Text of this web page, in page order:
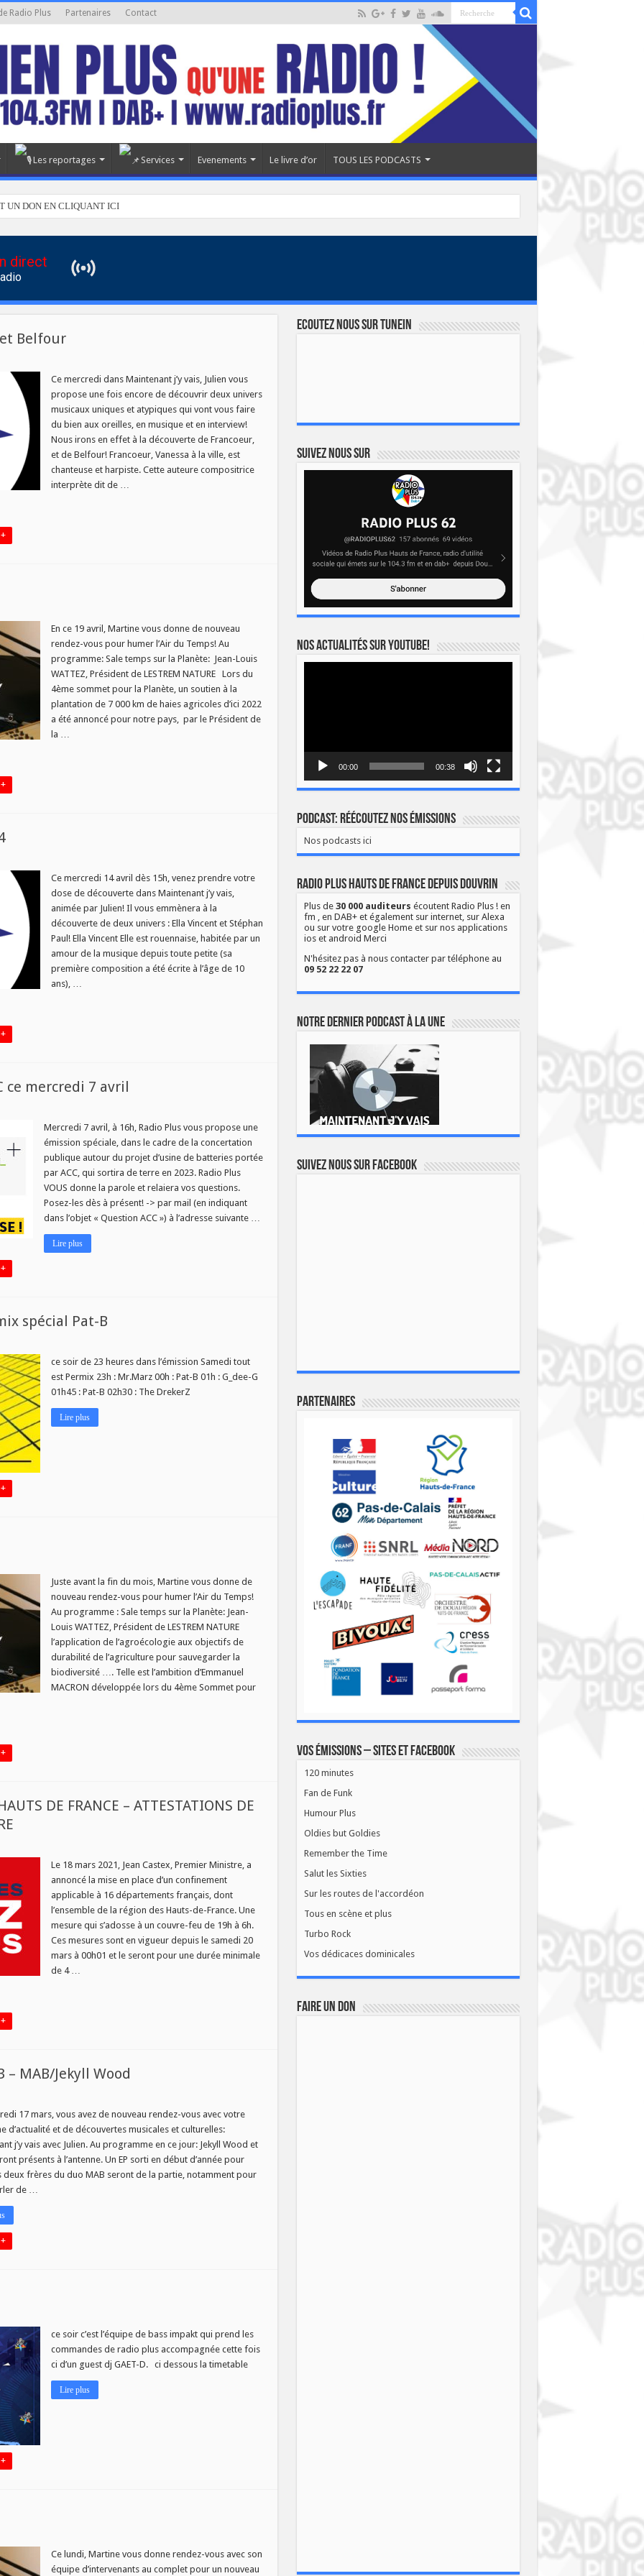
Radio Plus Partenaires Contact
Les reportages Services Evenements Le livre d’or TOUS LES PODCASTS
UN DON EN CLIQUANT ICI
direct
Belfour
Ce mercredi dans Maintenant j’y vais, Julien vous
propose une fois encore de découvrir deux univers
musicaux uniques et atypiques qui vont vous faire
du bien aux oreilles, en musique et en interview!
Nous irons en effet à la découverte de Francoeur,
et de Belfour! Francoeur, Vanessa à la ville, est
chanteuse et harpiste. Cette auteure compositrice
interprète dit de …
En ce 19 avril, Martine vous donne de nouveau
rendez-vous pour humer l’Air du Temps! Au
programme: Sale temps sur la Planète: Jean-Louis
WATTEZ, Président de LESTREM NATURE Lors du
4ème sommet pour la Planète, un soutien à la
plantation de 7 000 km de haies agricoles d’ici 2022
a été annoncé pour notre pays, par le Président de
la …
Ce mercredi 14 avril dès 15h, venez prendre votre
dose de découverte dans Maintenant j’y vais,
animée par Julien! Il vous emmènera à la
découverte de deux univers : Ella Vincent et Stéphan
Paul! Ella Vincent Elle est rouennaise, habitée par un
amour de la musique depuis toute petite (sa
première composition a été écrite à l’âge de 10
ans), …
ce mercredi 7 avril
Mercredi 7 avril, à 16h, Radio Plus vous propose une
émission spéciale, dans le cadre de la concertation
publique autour du projet d’usine de batteries portée
par ACC, qui sortira de terre en 2023. Radio Plus
VOUS donne la parole et relaiera vos questions.
Posez-les dès à présent! -> par mail (en indiquant
dans l’objet « Question ACC ») à l’adresse suivante …
Lire plus
spécial Pat-B
ce soir de 23 heures dans l’émission Samedi tout
est Permix 23h : Mr.Marz 00h : Pat-B 01h : G_dee-G
01h45 : Pat-B 02h30 : The DrekerZ
Lire plus
Juste avant la fin du mois, Martine vous donne de
nouveau rendez-vous pour humer l’Air du Temps!
Au programme : Sale temps sur la Planète: Jean-
Louis WATTEZ, Président de LESTREM NATURE
l’application de l’agroécologie aux objectifs de
durabilité de l’agriculture pour sauvegarder la
biodiversité …. Telle est l’ambition d’Emmanuel
MACRON développée lors du 4ème Sommet pour
DE FRANCE – ATTESTATIONS DE
Le 18 mars 2021, Jean Castex, Premier Ministre, a
annoncé la mise en place d’un confinement
applicable à 16 départements français, dont
l’ensemble de la région des Hauts-de-France. Une
mesure qui s’adosse à un couvre-feu de 19h à 6h.
Ces mesures sont en vigueur depuis le samedi 20
mars à 00h01 et le seront pour une durée minimale
de 4 …
MAB/Jekyll Wood
17 mars, vous avez de nouveau rendez-vous avec votre
d’actualité et de découvertes musicales et culturelles:
j’y vais avec Julien. Au programme en ce jour: Jekyll Wood et
présents à l’antenne. Un EP sorti en début d’année pour
deux frères du duo MAB seront de la partie, notamment pour
de …
ce soir c’est l’équipe de bass impakt qui prend les
commandes de radio plus accompagnée cette fois
ci d’un guest dj GAET-D. ci dessous la timetable
Lire plus
Ce lundi, Martine vous donne rendez-vous avec son
équipe d’intervenants au complet pour un nouveau
Ecoutez nous sur TuneIn
Suivez nous sur
Nos actualités sur YOUTUBE!
00:00 00:38
Podcast: Réécoutez nos émissions
Nos podcasts ici
Radio Plus Hauts de France depuis Douvrin
Plus de 30 000 auditeurs écoutent Radio Plus ! en
fm , en DAB+ et également sur internet, sur Alexa
ou sur votre google Home et sur nos applications
ios et android Merci
N'hésitez pas à nous contacter par téléphone au
09 52 22 22 07
Notre dernier podcast à la une
Suivez nous sur Facebook
Partenaires
Vos émissions – Sites et Facebook
120 minutes
Fan de Funk
Humour Plus
Oldies but Goldies
Remember the Time
Salut les Sixties
Sur les routes de l'accordéon
Tous en scène et plus
Turbo Rock
Vos dédicaces dominicales
FAIRE UN DON